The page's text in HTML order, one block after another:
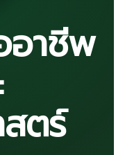
าชีพ
ตร์